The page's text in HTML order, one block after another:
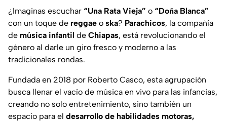
¿Imaginas escuchar “Una Rata Vieja” o “Doña Blanca”
con un toque de reggae o ska? Parachicos, la compañía
de música infantil de Chiapas, está revolucionando el
género al darle un giro fresco y moderno a las
tradicionales rondas.
Fundada en 2018 por Roberto Casco, esta agrupación
busca llenar el vacío de música en vivo para las infancias,
creando no solo entretenimiento, sino también un
espacio para el desarrollo de habilidades motoras,